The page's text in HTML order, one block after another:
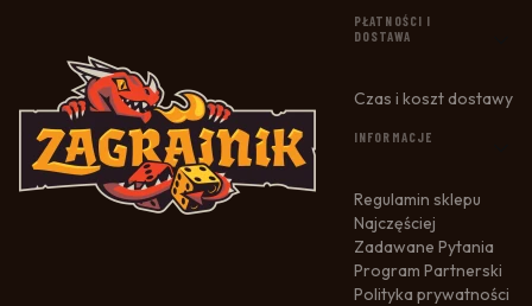
PŁATNOŚCI I
DOSTAWA
Czas i koszt dostawy
INFORMACJE
Regulamin sklepu
Najczęściej
Zadawane Pytania
Program Partnerski
Polityka prywatności